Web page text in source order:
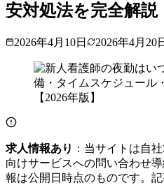
安対処法を完全解説
2026年4月10日 2026年4月20
求人情報あり ：当サイトは自
向けサービスへの問い合わせ
報は公開日時点のものです。